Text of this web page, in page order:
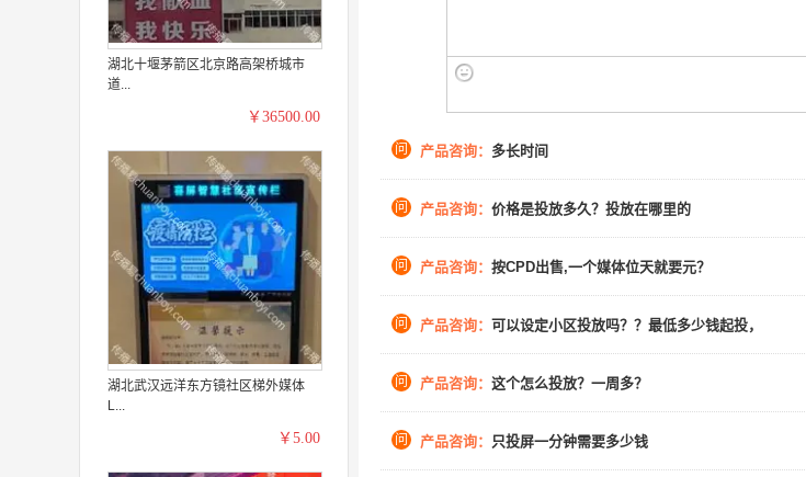
湖北十堰茅箭区北京路高架桥城市
道...
￥36500.00
湖北武汉远洋东方镜社区梯外媒体
L...
￥5.00
问 产品咨询： 多长时间
问 产品咨询： 价格是投放多久？投放在哪里的
问 产品咨询： 按CPD出售,一个媒体位天就要元？
问 产品咨询： 可以设定小区投放吗？？最低多少钱起投，
问 产品咨询： 这个怎么投放？一周多？
问 产品咨询： 只投屏一分钟需要多少钱